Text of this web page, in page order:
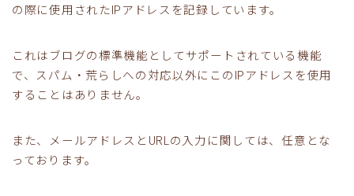
の際に使用されたIPアドレスを記録しています。
これはブログの標準機能としてサポートされている機能
で、スパム・荒らしへの対応以外にこのIPアドレスを使用
することはありません。
また、メールアドレスとURLの入力に関しては、任意とな
っております。